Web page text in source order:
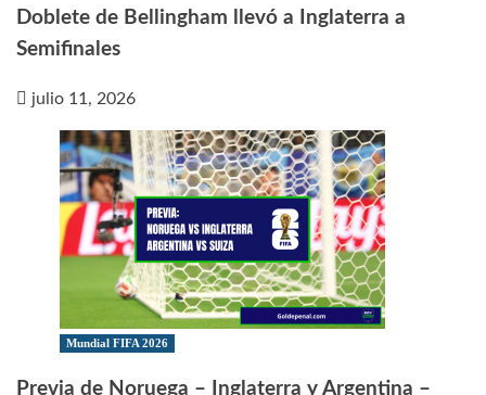
Doblete de Bellingham llevó a Inglaterra a
Semifinales
julio 11, 2026
Mundial FIFA 2026
Previa de Noruega – Inglaterra y Argentina –